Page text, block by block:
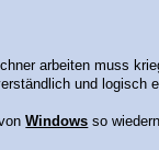
arbeiten muss
und logisch
Windows so